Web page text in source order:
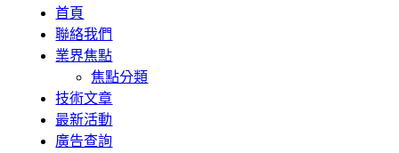
首頁
聯絡我們
業界焦點
焦點分類
技術文章
最新活動
廣告查詢